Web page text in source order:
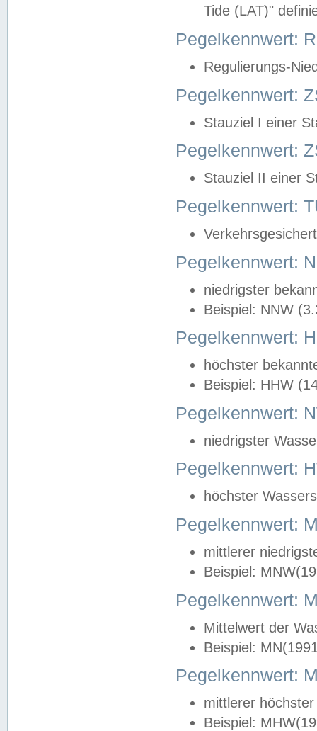
Tide (LAT)"
Pegelkennwert:
Regulierungs-
Pegelkennwert:
Stauziel I einer
Pegelkennwert:
Stauziel II einer
Pegelkennwert:
Pegelkennwert:
niedrigster
Beispiel: NNW
Pegelkennwert:
höchster
Beispiel: HHW
Pegelkennwert:
niedrigster
Pegelkennwert:
höchster
Pegelkennwert:
mittlerer
Beispiel:
Pegelkennwert:
Mittelwert der
Beispiel:
Pegelkennwert:
mittlerer
Beispiel: